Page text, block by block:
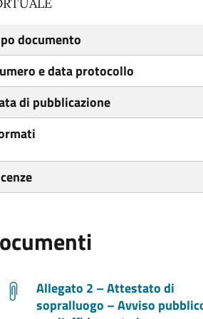
documento
e data protocollo
di pubblicazione
Allegato 2 – Attestato di
sopralluogo – Avviso